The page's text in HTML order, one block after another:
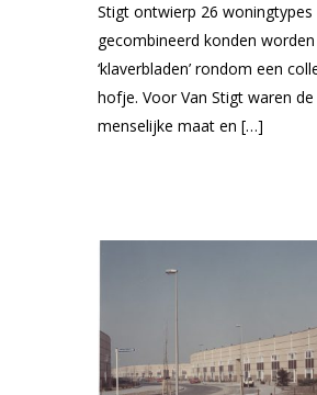
Stigt ontwierp 26 woningtypes
gecombineerd konden
‘klaverbladen’ rondom een
hofje. Voor Van Stigt waren de
menselijke maat en […]